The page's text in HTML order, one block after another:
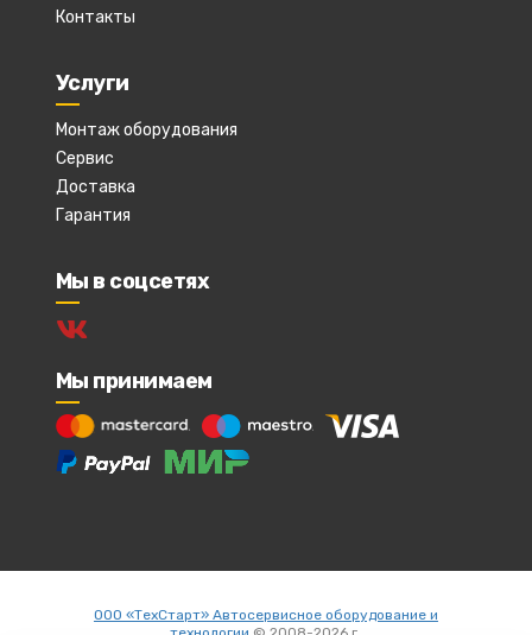
Контакты
Услуги
Монтаж оборудования
Сервис
Доставка
Гарантия
Мы в соцсетях
Мы принимаем
ООО «ТехСтарт» Автосервисное оборудование и